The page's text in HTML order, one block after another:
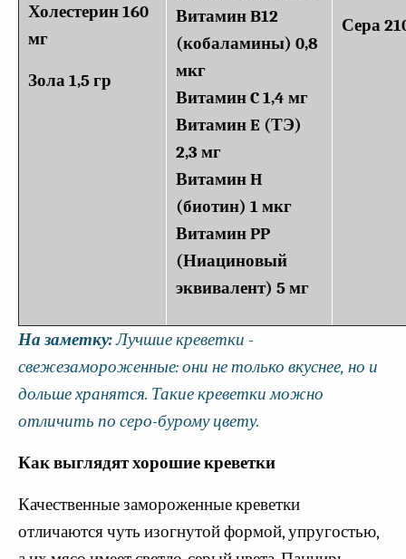
Холестерин 160
мг
Зола 1,5 гр
Витамин B12
(кобаламины) 0,8
мкг
Витамин C 1,4 мг
Витамин E (ТЭ)
2,3 мг
Витамин H
(биотин) 1 мкг
Витамин PP
(Ниациновый
эквивалент) 5 мг
Сера
На заметку:Лучшие креветки -
свежезамороженные: они не только вкуснее, но и
дольше хранятся. Такие креветки можно
отличить по серо-бурому цвету.
Как выглядят хорошие креветки
Качественные замороженные креветки
отличаются чуть изогнутой формой, упругостью,